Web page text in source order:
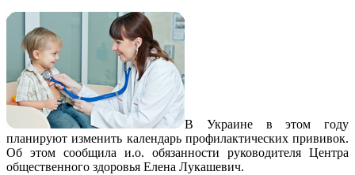
В Украине в этом году
планируют изменить календарь профилактических прививок.
Об этом сообщила и.о. обязанности руководителя Центра
общественного здоровья Елена Лукашевич.